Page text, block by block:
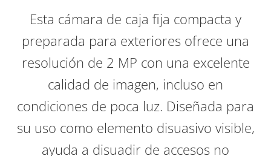
Esta cámara de caja fija compacta y
preparada para exteriores ofrece una
resolución de 2 MP con una excelente
calidad de imagen, incluso en
condiciones de poca luz. Diseñada para
su uso como elemento disuasivo visible,
ayuda a disuadir de accesos no